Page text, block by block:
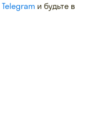
Telegram и будьте в